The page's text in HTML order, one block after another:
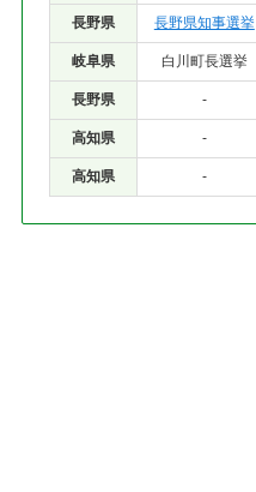
長野県 長野県知事選挙
岐阜県 白川町長選挙
長野県 -
高知県 -
高知県 -